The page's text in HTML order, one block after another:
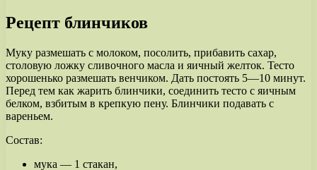
Рецепт блинчиков
Муку размешать с молоком, посолить, прибавить сахар,
столовую ложку сливочного масла и яичный желток. Тесто
хорошенько размешать венчиком. Дать постоять 5—10 минут.
Перед тем как жарить блинчики, соединить тесто с яичным
белком, взбитым в крепкую пену. Блинчики подавать с
вареньем.
Состав:
мука — 1 стакан,